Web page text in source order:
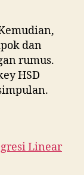
dan
rumus.
HSD
Linear